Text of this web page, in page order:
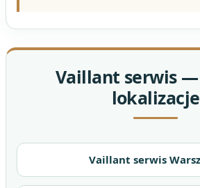
Vaillant serwis
lokalizacje
Vaillant serwis